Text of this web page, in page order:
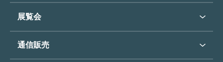
ご利用案内トップ
開館時間・休館日
展覧会
展覧会・イベントトップ
通信販売